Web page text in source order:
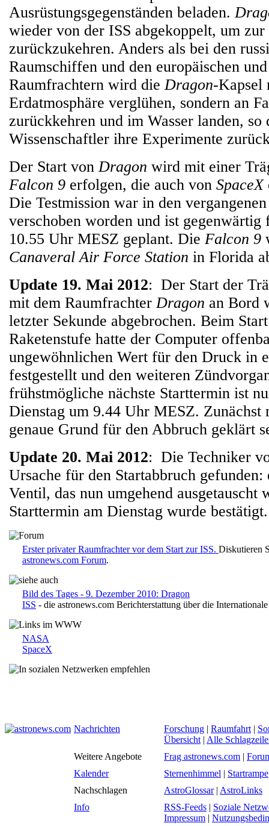
Ausrüstungsgegenständen beladen.
wieder von der ISS abgekoppelt, um zur
zurückzukehren. Anders als bei den
Raumschiffen und den europäischen
Raumfrachtern wird dieDragon-Kapsel
Erdatmosphäre verglühen, sondern an
zurückkehren und im Wasser landen, so
Wissenschaftler ihre Experimente
Der Start vonDragon wird mit einer
Falcon 9 erfolgen, die auch von SpaceX
Die Testmission war in den
verschoben worden und ist
10.55 Uhr MESZ geplant. Die Falcon 9
Canaveral Air Force Station in Florida
Update 19. Mai 2012: Der Start der
mit dem RaumfrachterDragon an Bord
letzter Sekunde abgebrochen. Beim
Raketenstufe hatte der Computer
ungewöhnlichen Wert für den Druck in
festgestellt und den weiteren
frühstmögliche nächste Starttermin ist
Dienstag um 9.44 Uhr MESZ. Zunächst
genaue Grund für den Abbruch geklärt
Update 20. Mai 2012: Die Techniker
Ursache für den Startabbruch
Ventil, das nun umgehend ausgetauscht
Starttermin am Dienstag wurde bestätigt.
Erster privater Raumfrachter vor dem Start zur ISS. Diskutieren
astronews.com Forum.
Bild des Tages - 9. Dezember 2010: Dragon
ISS - die astronews.com Berichterstattung über die
NASA
SpaceX
Nachrichten Forschung | Raumfahrt |
Übersicht | Alle
Weitere Angebote
Frag astronews.com |
Kalender
Sternenhimmel | Startrampe
Nachschlagen
AstroGlossar| AstroLinks
Info
RSS-Feeds | Soziale
Impressum |